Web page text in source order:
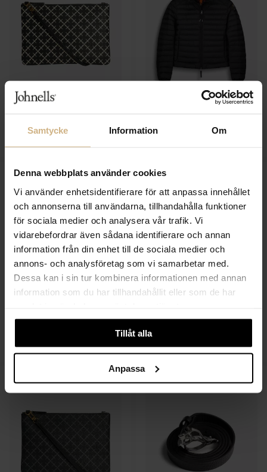
Samtycke Information Om
Denna webbplats använder cookies
Vi använder enhetsidentifierare för att anpassa innehållet
och annonserna till användarna, tillhandahålla funktioner
för sociala medier och analysera vår trafik. Vi
vidarebefordrar även sådana identifierare och annan
information från din enhet till de sociala medier och
annons- och analysföretag som vi samarbetar med.
Dessa kan i sin tur kombinera informationen med annan
information som du har tillhandahållit eller som de har
Tillåt alla
Anpassa
Ivy Clutch Emilia Jacket
4 749 SEK
MY AURORA PINK
1 000 SEK
Crystal Joey Jeans
TRUE RELIGION
700 SEK